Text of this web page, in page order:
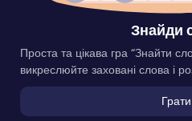
Знайди
Проста та цікава гра “Знайти
викреслюйте заховані слова і
Грати